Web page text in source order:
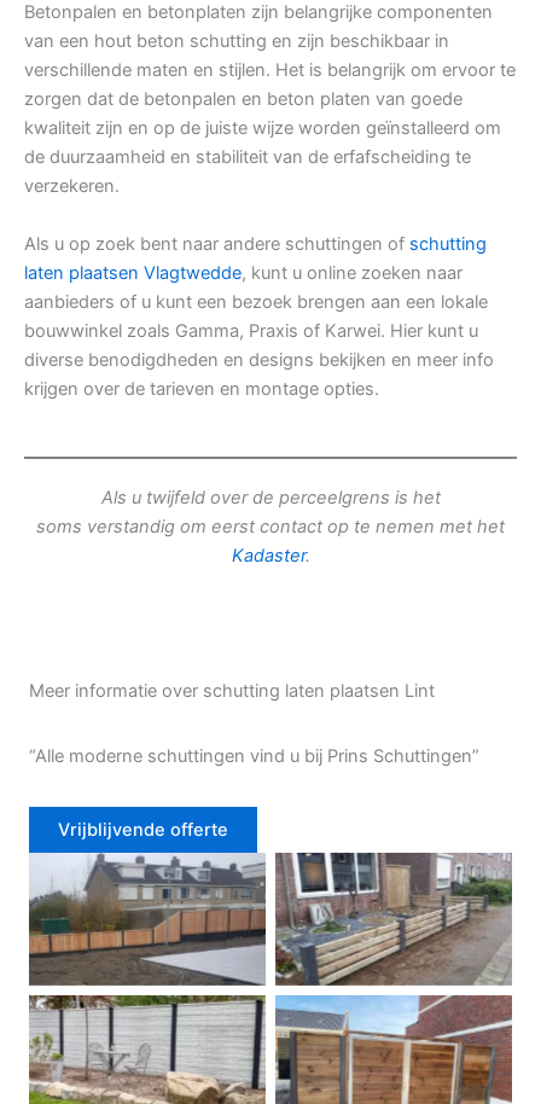
Betonpalen en betonplaten zijn belangrijke componenten
van een hout beton schutting en zijn beschikbaar in
verschillende maten en stijlen. Het is belangrijk om ervoor te
zorgen dat de betonpalen en beton platen van goede
kwaliteit zijn en op de juiste wijze worden geïnstalleerd om
de duurzaamheid en stabiliteit van de erfafscheiding te
verzekeren.
Als u op zoek bent naar andere schuttingen of schutting
laten plaatsen Vlagtwedde, kunt u online zoeken naar
aanbieders of u kunt een bezoek brengen aan een lokale
bouwwinkel zoals Gamma, Praxis of Karwei. Hier kunt u
diverse benodigdheden en designs bekijken en meer info
krijgen over de tarieven en montage opties.
Als u twijfeld over de perceelgrens is het
soms verstandig om eerst contact op te nemen met het
Kadaster.
Meer informatie over schutting laten plaatsen Lint
“Alle moderne schuttingen vind u bij Prins Schuttingen”
Vrijblijvende offerte
Douglas schutting Tuinhek voortuin
Betonschutting
Dubbele poort